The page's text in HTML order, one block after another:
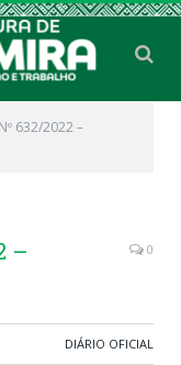
632/2022 –
–
0
DIÁRIO OFICIAL